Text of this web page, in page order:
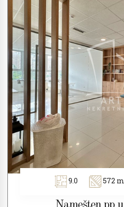
9.0 572 m